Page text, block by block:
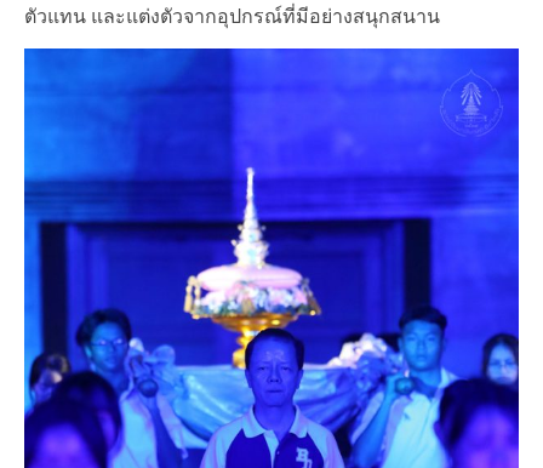
ตัวแทน และแต่งตัวจากอุปกรณ์ที่มีอย่างสนุกสนาน